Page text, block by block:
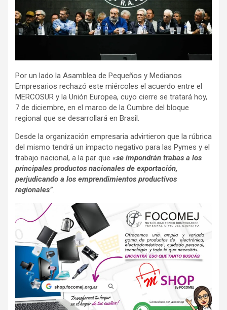
Por un lado la Asamblea de Pequeños y Medianos
Empresarios rechazó este miércoles el acuerdo entre el
MERCOSUR y la Unión Europea, cuyo cierre se tratará hoy,
7 de diciembre, en el marco de la Cumbre del bloque
regional que se desarrollará en Brasil.
Desde la organización empresaria advirtieron que la rúbrica
del mismo tendrá un impacto negativo para las Pymes y el
trabajo nacional, a la par que «se impondrán trabas a los
principales productos nacionales de exportación,
perjudicando a los emprendimientos productivos
regionales”.